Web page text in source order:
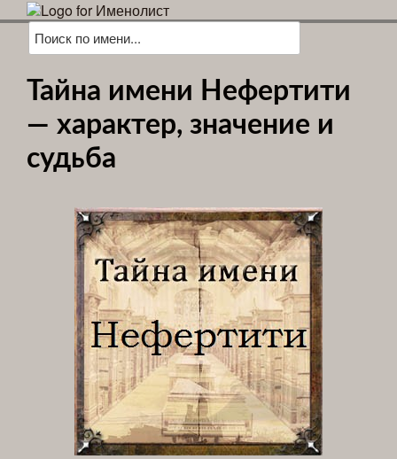
Тайна имени Нефертити
— характер, значение и
судьба